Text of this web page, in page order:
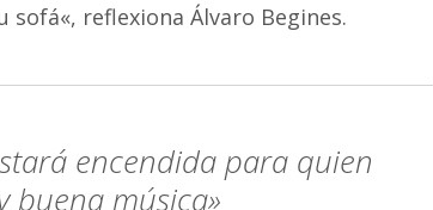
reflexiona Álvaro Begines.
encendida para quien
buena música»